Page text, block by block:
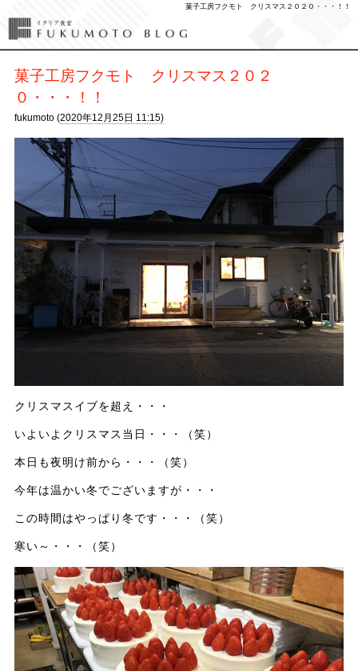
菓子工房フクモト クリスマス２０２０・・・！！
菓子工房フクモト クリスマス２０２
０・・・！！
fukumoto (2020年12月25日 11:15)
クリスマスイブを超え・・・
いよいよクリスマス当日・・・（笑）
本日も夜明け前から・・・（笑）
今年は温かい冬でございますが・・・
この時間はやっぱり冬です・・・（笑）
寒い～・・・（笑）